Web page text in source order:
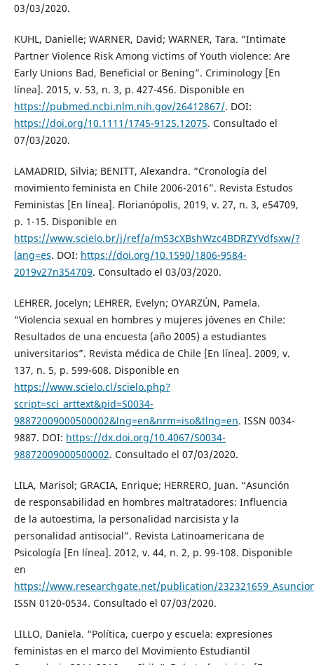
03/03/2020.
KUHL, Danielle; WARNER, David; WARNER, Tara. “Intimate
Partner Violence Risk Among victims of Youth violence: Are
Early Unions Bad, Beneficial or Bening”. Criminology [En
línea]. 2015, v. 53, n. 3, p. 427-456. Disponible en
https://pubmed.ncbi.nlm.nih.gov/26412867/. DOI:
https://doi.org/10.1111/1745-9125.12075. Consultado el
07/03/2020.
LAMADRID, Silvia; BENITT, Alexandra. “Cronología del
movimiento feminista en Chile 2006-2016”. Revista Estudos
Feministas [En línea]. Florianópolis, 2019, v. 27, n. 3, e54709,
p. 1-15. Disponible en
https://www.scielo.br/j/ref/a/mS3cXBshWzc4BDRZYVdfsxw/?
lang=es. DOI: https://doi.org/10.1590/1806-9584-
2019v27n354709. Consultado el 03/03/2020.
LEHRER, Jocelyn; LEHRER, Evelyn; OYARZÚN, Pamela.
“Violencia sexual en hombres y mujeres jóvenes en Chile:
Resultados de una encuesta (año 2005) a estudiantes
universitarios”. Revista médica de Chile [En línea]. 2009, v.
137, n. 5, p. 599-608. Disponible en
https://www.scielo.cl/scielo.php?
script=sci_arttext&pid=S0034-
98872009000500002&lng=en&nrm=iso&tlng=en. ISSN 0034-
9887. DOI: https://dx.doi.org/10.4067/S0034-
98872009000500002. Consultado el 07/03/2020.
LILA, Marisol; GRACIA, Enrique; HERRERO, Juan. “Asunción
de responsabilidad en hombres maltratadores: Influencia
de la autoestima, la personalidad narcisista y la
personalidad antisocial”. Revista Latinoamericana de
Psicología [En línea]. 2012, v. 44, n. 2, p. 99-108. Disponible
en
https://www.researchgate.net/publication/
ISSN 0120-0534. Consultado el 07/03/2020.
LILLO, Daniela. “Política, cuerpo y escuela: expresiones
feministas en el marco del Movimiento Estudiantil